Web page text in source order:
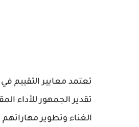
تعتمد معايير التقييم
تقدير الجمهور للأداء
الغناء وتطوير